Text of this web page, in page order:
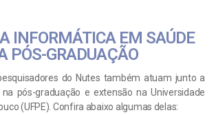
INFORMÁTICA EM SAÚDE
PÓS-GRADUAÇÃO
do Nutes também atuam junto a
pós-graduação e extensão na Universidade
(UFPE). Confira abaixo algumas delas: